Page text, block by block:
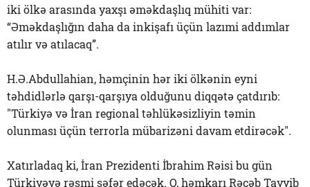
iki ölkə arasında yaxşı əməkdaşlıq mühiti var:
“Əməkdaşlığın daha da inkişafı üçün lazımi addımlar
atılır və atılacaq”.
H.Ə.Abdullahian, həmçinin hər iki ölkənin eyni
təhdidlərlə qarşı-qarşıya olduğunu diqqətə çatdırıb:
"Türkiyə və İran regional təhlükəsizliyin təmin
olunması üçün terrorla mübarizəni davam etdirəcək".
Xatırladaq ki, İran Prezidenti İbrahim Rəisi bu gün
Türkiyəyə rəsmi səfər edəcək. O, həmkarı Rəcəb Tayyib